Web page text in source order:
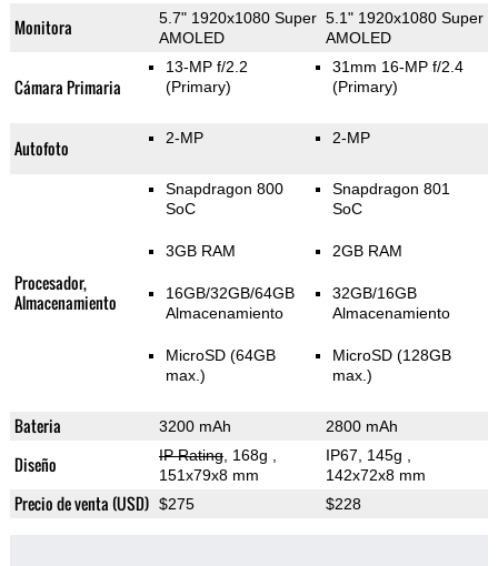
Monitora
5.7" 1920x1080 Super
AMOLED
5.1" 1920x1080 Super
AMOLED
Cámara Primaria
13-MP f/2.2
(Primary)
31mm 16-MP f/2.4
(Primary)
Autofoto 2-MP 2-MP
Procesador,
Almacenamiento
Snapdragon 800
SoC
3GB RAM
16GB/32GB/64GB
Almacenamiento
MicroSD (64GB
max.)
Snapdragon 801
SoC
2GB RAM
32GB/16GB
Almacenamiento
MicroSD (128GB
max.)
Bateria 3200 mAh 2800 mAh
Diseño IP Rating, 168g
151x79x8 mm
IP67, 145g
142x72x8 mm
Precio de venta (USD) $275 $228